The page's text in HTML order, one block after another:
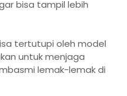
bisa tampil lebih
tertutupi oleh model
untuk menjaga
lemak-lemak di